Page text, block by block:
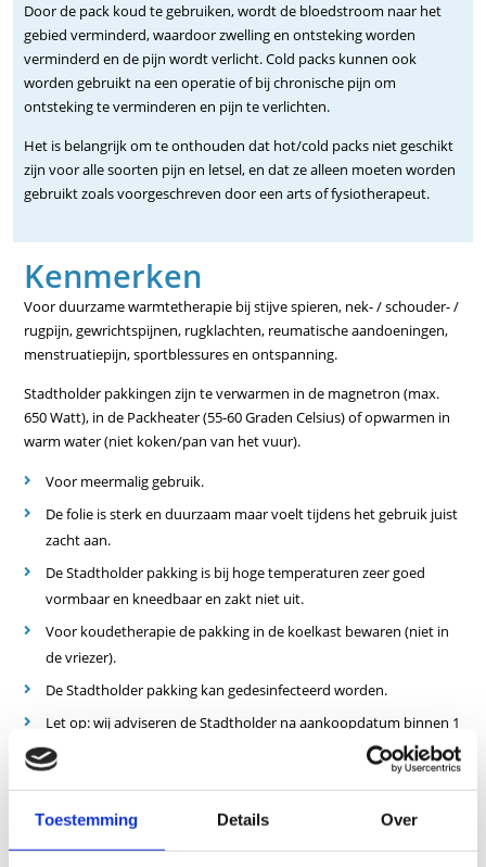
Toestemming Details Over
Door de pack koud te gebruiken, wordt de bloedstroom naar het
gebied verminderd, waardoor zwelling en ontsteking worden
verminderd en de pijn wordt verlicht. Cold packs kunnen ook
worden gebruikt na een operatie of bij chronische pijn om
ontsteking te verminderen en pijn te verlichten.
Het is belangrijk om te onthouden dat hot/cold packs niet geschikt
zijn voor alle soorten pijn en letsel, en dat ze alleen moeten worden
gebruikt zoals voorgeschreven door een arts of fysiotherapeut.
Kenmerken
Voor duurzame warmtetherapie bij stijve spieren, nek- / schouder- /
rugpijn, gewrichtspijnen, rugklachten, reumatische aandoeningen,
menstruatiepijn, sportblessures en ontspanning.
Stadtholder pakkingen zijn te verwarmen in de magnetron (max.
650 Watt), in de Packheater (55-60 Graden Celsius) of opwarmen in
warm water (niet koken/pan van het vuur).
Voor meermalig gebruik.
De folie is sterk en duurzaam maar voelt tijdens het gebruik juist
zacht aan.
De Stadtholder pakking is bij hoge temperaturen zeer goed
vormbaar en kneedbaar en zakt niet uit.
Voor koudetherapie de pakking in de koelkast bewaren (niet in
de vriezer).
De Stadtholder pakking kan gedesinfecteerd worden.
Let op: wij adviseren de Stadtholder na aankoopdatum binnen 1
jaar te gebruiken, anders kan de conditie van de Moor achteruit
gaan.